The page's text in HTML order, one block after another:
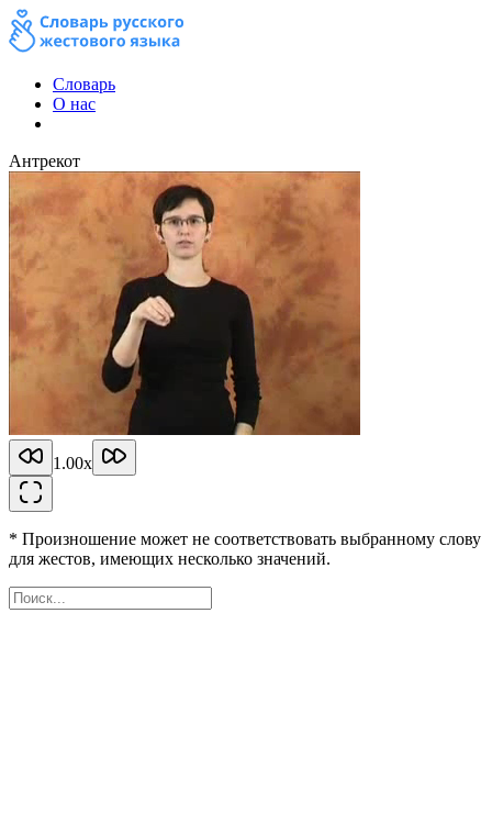
Словарь
О нас
Антрекот
1.00x
* Произношение может не соответствовать выбранному слову
для жестов, имеющих несколько значений.